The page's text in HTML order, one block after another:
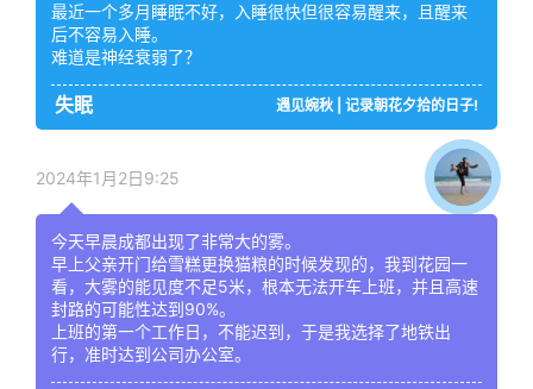
最近一个多月睡眠不好，入睡很快但很容易醒来，且醒来
后不容易入睡。
难道是神经衰弱了？
失眠 遇见婉秋 | 记录朝花夕拾的日子!
2024年1月2日9:25
今天早晨成都出现了非常大的雾。
早上父亲开门给雪糕更换猫粮的时候发现的，我到花园一
看，大雾的能见度不足5米，根本无法开车上班，并且高速
封路的可能性达到90%。
上班的第一个工作日，不能迟到，于是我选择了地铁出
行，准时达到公司办公室。